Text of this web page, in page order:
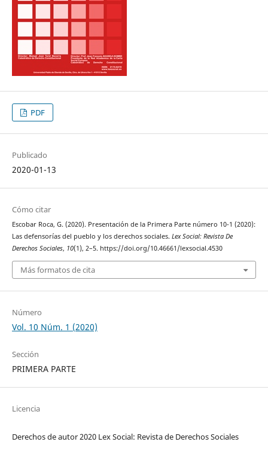
PDF
Publicado
2020-01-13
Cómo citar
Escobar Roca, G. (2020). Presentación de la Primera Parte número 10-1 (2020):
Las defensorías del pueblo y los derechos sociales. Lex Social: Revista De
Derechos Sociales, 10(1), 2–5. https://doi.org/10.46661/lexsocial.4530
Más formatos de cita
Número
Vol. 10 Núm. 1 (2020)
Sección
PRIMERA PARTE
Licencia
Derechos de autor 2020 Lex Social: Revista de Derechos Sociales